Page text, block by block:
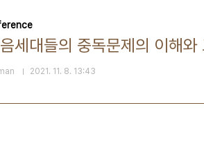
세대들의 중독문제의 이해
2021. 11. 8. 13:43